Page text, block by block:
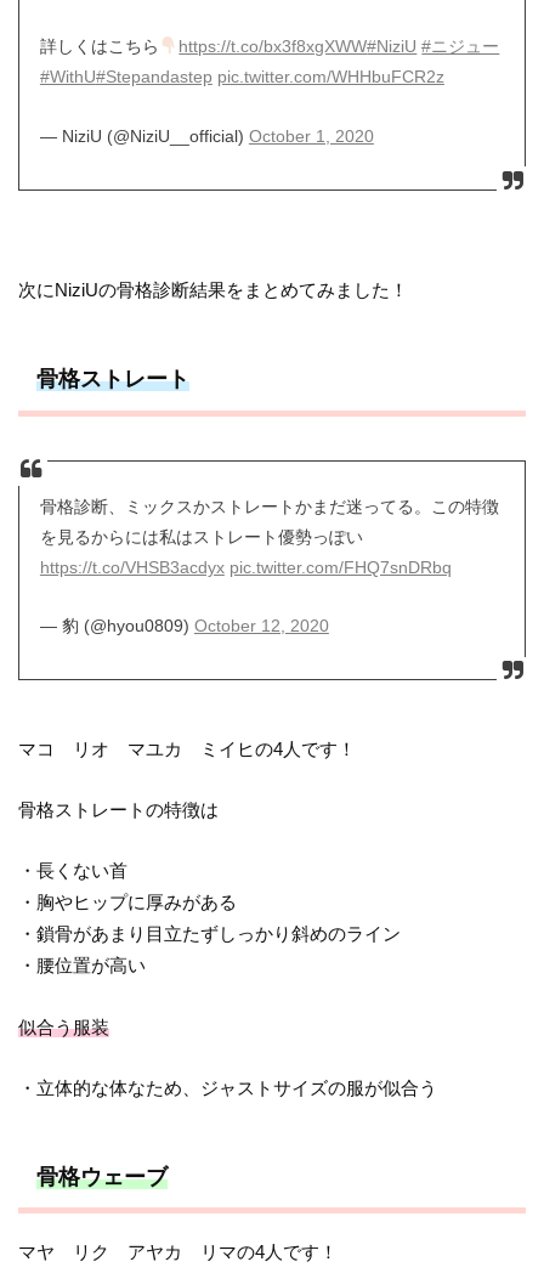
詳しくはこちら https://t.co/bx3f8xgXWW#NiziU #ニジュー
#WithU#Stepandastep pic.twitter.com/WHHbuFCR2z
— NiziU (@NiziU__official) October 1, 2020
次にNiziUの骨格診断結果をまとめてみました！
骨格ストレート
骨格診断、ミックスかストレートかまだ迷ってる。この特徴
を見るからには私はストレート優勢っぽい
https://t.co/VHSB3acdyx pic.twitter.com/FHQ7snDRbq
— 豹 (@hyou0809) October 12, 2020
マコ リオ マユカ ミイヒの4人です！
骨格ストレートの特徴は
・長くない首
・胸やヒップに厚みがある
・鎖骨があまり目立たずしっかり斜めのライン
・腰位置が高い
似合う服装
・立体的な体なため、ジャストサイズの服が似合う
骨格ウェーブ
マヤ リク アヤカ リマの4人です！